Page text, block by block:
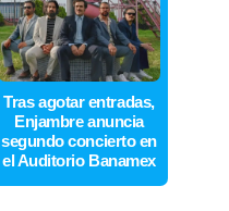
Tras agotar entradas,
Enjambre anuncia
segundo concierto en
el Auditorio Banamex